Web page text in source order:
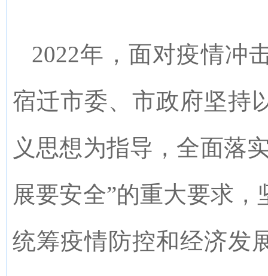
2022年 ， 面对疫情冲
宿迁市委、 市政府坚持
义思想为指导 ， 全面落
展要安全”的重大要求
统筹疫情防控和经济发